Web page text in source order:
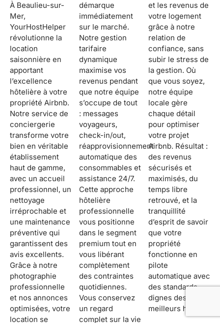
À Beaulieu-sur-
Mer,
YourHostHelper
révolutionne la
location
saisonnière en
apportant
l’excellence
hôtelière à votre
propriété Airbnb.
Notre service de
conciergerie
transforme votre
bien en véritable
établissement
haut de gamme,
avec un accueil
professionnel, un
nettoyage
irréprochable et
une maintenance
préventive qui
garantissent des
avis excellents.
Grâce à notre
photographie
professionnelle
et nos annonces
optimisées, votre
location se
démarque
immédiatement
sur le marché.
Notre gestion
tarifaire
dynamique
maximise vos
revenus pendant
que notre équipe
s’occupe de tout
: messages
voyageurs,
check-in/out,
réapprovisionnement
automatique des
consommables et
assistance 24/7.
Cette approche
hôtelière
professionnelle
vous positionne
dans le segment
premium tout en
vous libérant
complètement
des contraintes
quotidiennes.
Vous conservez
un regard
complet sur la vie
et les revenus de
votre logement
grâce à notre
relation de
confiance, sans
subir le stress de
la gestion. Où
que vous soyez,
notre équipe
locale gère
chaque détail
pour optimiser
votre projet
Airbnb. Résultat :
des revenus
sécurisés et
maximisés, du
temps libre
retrouvé, et la
tranquillité
d’esprit de savoir
que votre
propriété
fonctionne en
pilote
automatique avec
des standards
dignes des
meilleurs hôtels.